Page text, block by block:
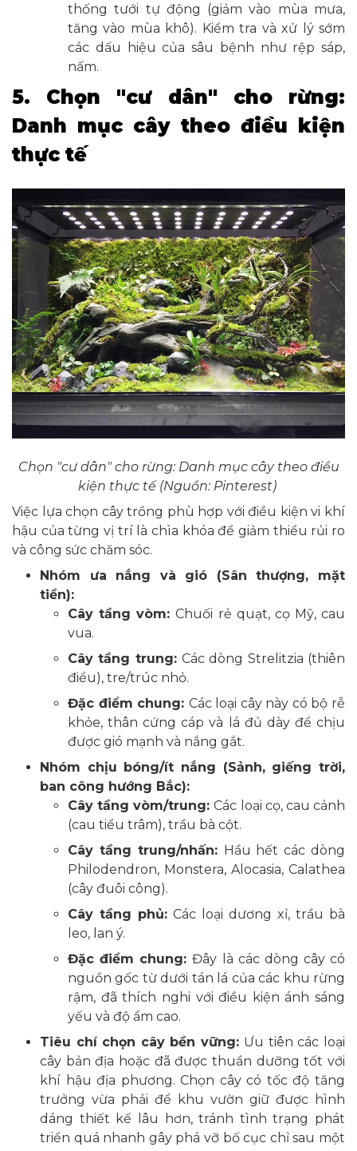
thống tưới tự động (giảm vào mùa mưa,
tăng vào mùa khô). Kiểm tra và xử lý sớm
các dấu hiệu của sâu bệnh như rệp sáp,
nấm.
5. Chọn "cư dân" cho rừng:
Danh mục cây theo điều kiện
thực tế
Chọn "cư dân" cho rừng: Danh mục cây theo điều
kiện thực tế (Nguồn: Pinterest)
Việc lựa chọn cây trồng phù hợp với điều kiện vi khí
hậu của từng vị trí là chìa khóa để giảm thiểu rủi ro
và công sức chăm sóc.
Nhóm ưa nắng và gió (Sân thượng, mặt
tiền):
Cây tầng vòm:Chuối rẻ quạt, cọ Mỹ, cau
vua.
Cây tầng trung: Các dòng Strelitzia (thiên
điểu), tre/trúc nhỏ.
Đặc điểm chung: Các loại cây này có bộ rễ
khỏe, thân cứng cáp và lá đủ dày để chịu
được gió mạnh và nắng gắt.
Nhóm chịu bóng/ít nắng (Sảnh, giếng trời,
ban công hướng Bắc):
Cây tầng vòm/trung:Các loại cọ, cau cảnh
(cau tiểu trâm), trầu bà cột.
Cây tầng trung/nhấn: Hầu hết các dòng
Philodendron, Monstera, Alocasia, Calathea
(cây đuôi công).
Cây tầng phủ: Các loại dương xỉ, trầu bà
leo, lan ý.
Đặc điểm chung:Đây là các dòng cây có
nguồn gốc từ dưới tán lá của các khu rừng
rậm, đã thích nghi với điều kiện ánh sáng
yếu và độ ẩm cao.
Tiêu chí chọn cây bền vững: Ưu tiên các loại
cây bản địa hoặc đã được thuần dưỡng tốt với
khí hậu địa phương. Chọn cây có tốc độ tăng
trưởng vừa phải để khu vườn giữ được hình
dáng thiết kế lâu hơn, tránh tình trạng phát
triển quá nhanh gây phá vỡ bố cục chỉ sau một